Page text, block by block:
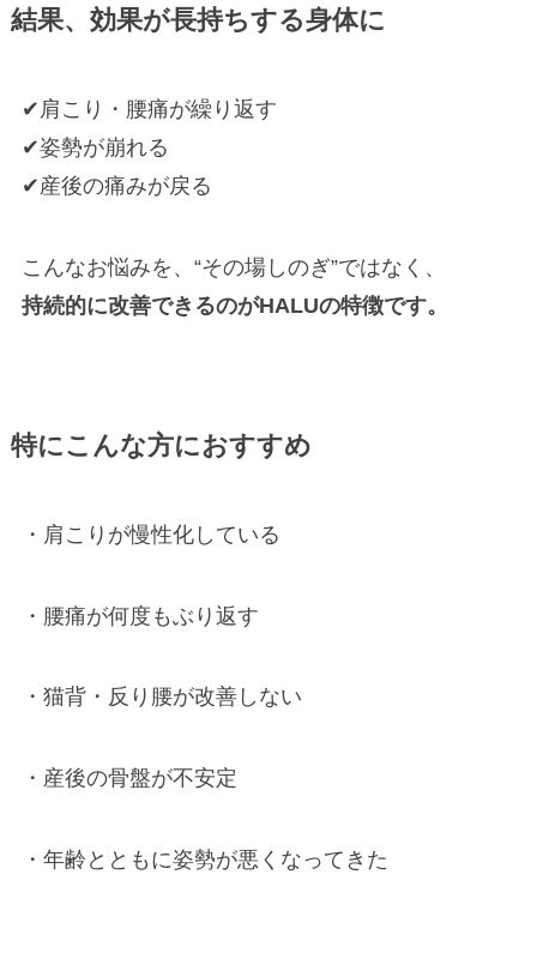
結果、効果が長持ちする身体に
✔肩こり・腰痛が繰り返す
✔姿勢が崩れる
✔産後の痛みが戻る
こんなお悩みを、“その場しのぎ”ではなく、
持続的に改善できるのがHALUの特徴です。
特にこんな方におすすめ
・肩こりが慢性化している
・腰痛が何度もぶり返す
・猫背・反り腰が改善しない
・産後の骨盤が不安定
・年齢とともに姿勢が悪くなってきた